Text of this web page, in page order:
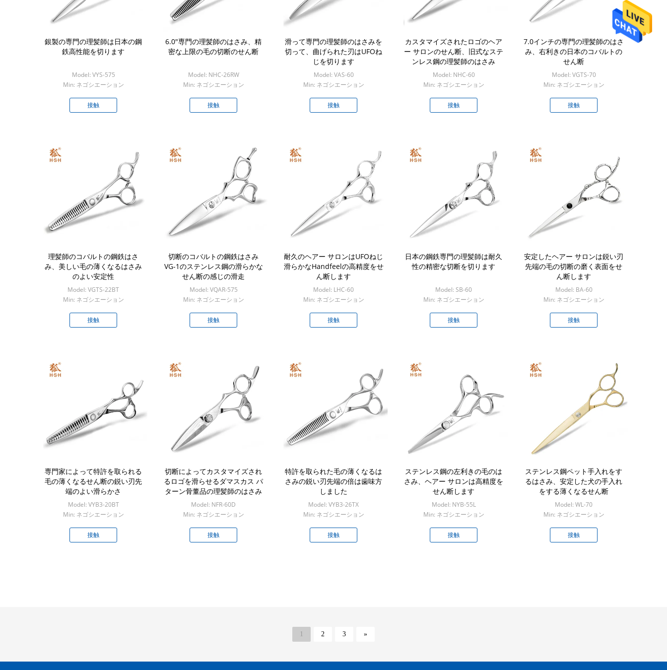
銀製の専門の理髪師は日本の鋼
鉄高性能を切ります
Model: VYS-575
Min: ネゴシエーション
接触
6.0"専門の理髪師のはさみ、精
密な上限の毛の切断のせん断
Model: NHC-26RW
Min: ネゴシエーション
接触
滑って専門の理髪師のはさみを
切って、曲げられた刃はUFOね
じを切ります
Model: VAS-60
Min: ネゴシエーション
接触
カスタマイズされたロゴのヘア
ー サロンのせん断、旧式なステ
ンレス鋼の理髪師のはさみ
Model: NHC-60
Min: ネゴシエーション
接触
7.0インチの専門の理髪師のはさ
み、右利きの日本のコバルトの
せん断
Model: VGTS-70
Min: ネゴシエーション
接触
理髪師のコバルトの鋼鉄はさ
み、美しい毛の薄くなるはさみ
のよい安定性
Model: VGTS-22BT
Min: ネゴシエーション
接触
切断のコバルトの鋼鉄はさみ
VG-1のステンレス鋼の滑らかな
せん断の感じの滑走
Model: VQAR-575
Min: ネゴシエーション
接触
耐久のヘアー サロンはUFOねじ
滑らかなHandfeelの高精度をせ
ん断します
Model: LHC-60
Min: ネゴシエーション
接触
日本の鋼鉄専門の理髪師は耐久
性の精密な切断を切ります
Model: SB-60
Min: ネゴシエーション
接触
安定したヘアー サロンは鋭い刃
先端の毛の切断の磨く表面をせ
ん断します
Model: BA-60
Min: ネゴシエーション
接触
専門家によって特許を取られる
毛の薄くなるせん断の鋭い刃先
端のよい滑らかさ
Model: VYB3-20BT
Min: ネゴシエーション
接触
切断によってカスタマイズされ
るロゴを滑らせるダマスカス パ
ターン骨董品の理髪師のはさみ
Model: NFR-60D
Min: ネゴシエーション
接触
特許を取られた毛の薄くなるは
さみの鋭い刃先端の倍は歯味方
しました
Model: VYB3-26TX
Min: ネゴシエーション
接触
ステンレス鋼の左利きの毛のは
さみ、ヘアー サロンは高精度を
せん断します
Model: NYB-55L
Min: ネゴシエーション
接触
ステンレス鋼ペット手入れをす
るはさみ、安定した犬の手入れ
をする薄くなるせん断
Model: WL-70
Min: ネゴシエーション
接触
1 2 3 »